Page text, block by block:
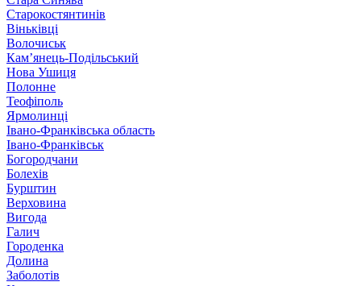
Старокостянтинів
Віньківці
Волочиськ
Кам’янець-Подільський
Нова Ушиця
Полонне
Теофіполь
Ярмолинці
Івано-Франківська область
Івано-Франківськ
Богородчани
Болехів
Бурштин
Верховина
Вигода
Галич
Городенка
Долина
Заболотів